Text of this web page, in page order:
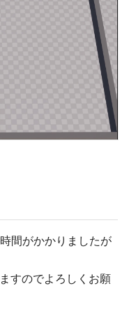
間がかかりましたが
すのでよろしくお願